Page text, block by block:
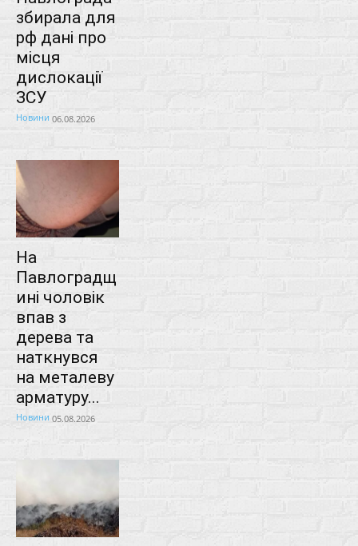
збирала для
рф дані про
місця
дислокації
ЗСУ
Новини 06.08.2026
На
Павлоградщ
ині чоловік
впав з
дерева та
наткнувся
на металеву
арматуру...
Новини 05.08.2026